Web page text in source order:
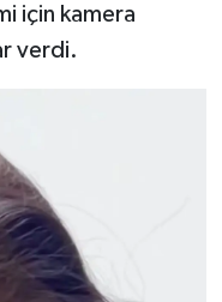
için kamera
verdi.